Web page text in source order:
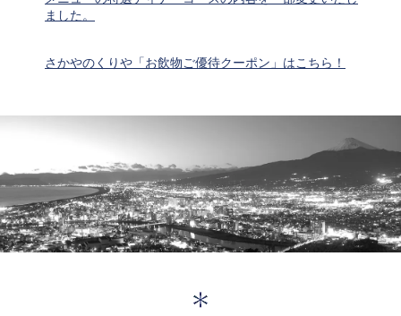
ました。
さかやのくりや「お飲物ご優待クーポン」はこちら！